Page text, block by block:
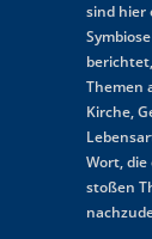
sind hier
Themen
Kirche,
Wort, die
stoßen